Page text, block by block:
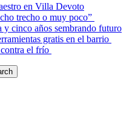
en Villa Devoto
trecho o muy poco”
cinco años sembrando futuro
gratis en el barrio
el frío